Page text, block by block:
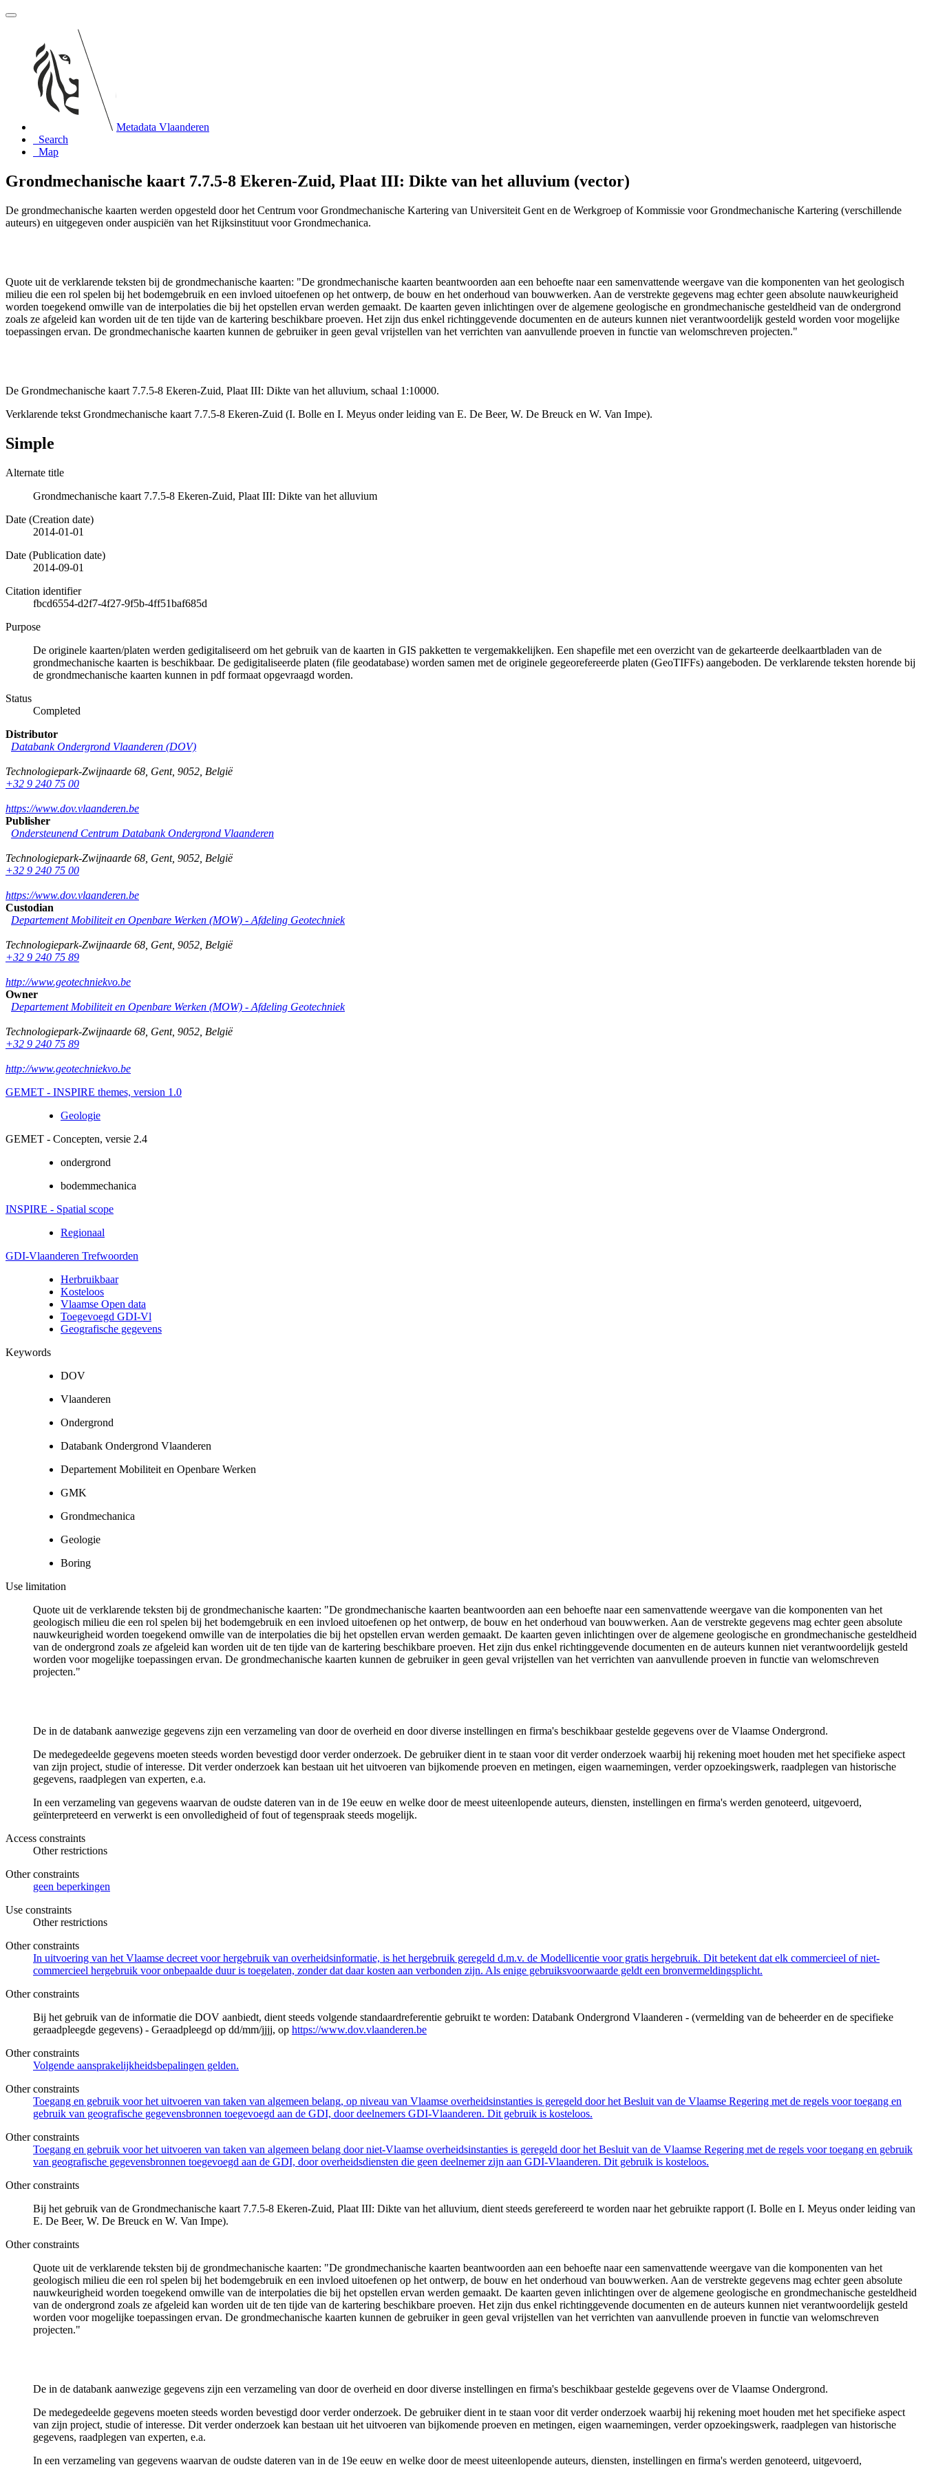
Metadata Vlaanderen
Search
Map
Grondmechanische kaart 7.7.5-8 Ekeren-Zuid, Plaat III: Dikte van het alluvium (vector)
De grondmechanische kaarten werden opgesteld door het Centrum voor Grondmechanische Kartering van Universiteit Gent en de Werkgroep of Kommissie voor Grondmechanische Kartering (verschillende
auteurs) en uitgegeven onder auspiciën van het Rijksinstituut voor Grondmechanica.
Quote uit de verklarende teksten bij de grondmechanische kaarten: "De grondmechanische kaarten beantwoorden aan een behoefte naar een samenvattende weergave van die komponenten van het geologisch
milieu die een rol spelen bij het bodemgebruik en een invloed uitoefenen op het ontwerp, de bouw en het onderhoud van bouwwerken. Aan de verstrekte gegevens mag echter geen absolute nauwkeurigheid
worden toegekend omwille van de interpolaties die bij het opstellen ervan werden gemaakt. De kaarten geven inlichtingen over de algemene geologische en grondmechanische gesteldheid van de ondergrond
zoals ze afgeleid kan worden uit de ten tijde van de kartering beschikbare proeven. Het zijn dus enkel richtinggevende documenten en de auteurs kunnen niet verantwoordelijk gesteld worden voor mogelijke
toepassingen ervan. De grondmechanische kaarten kunnen de gebruiker in geen geval vrijstellen van het verrichten van aanvullende proeven in functie van welomschreven projecten."
De Grondmechanische kaart 7.7.5-8 Ekeren-Zuid, Plaat III: Dikte van het alluvium, schaal 1:10000.
Verklarende tekst Grondmechanische kaart 7.7.5-8 Ekeren-Zuid (I. Bolle en I. Meyus onder leiding van E. De Beer, W. De Breuck en W. Van Impe).
Simple
Alternate title
Grondmechanische kaart 7.7.5-8 Ekeren-Zuid, Plaat III: Dikte van het alluvium
Date (Creation date)
2014-01-01
Date (Publication date)
2014-09-01
Citation identifier
fbcd6554-d2f7-4f27-9f5b-4ff51baf685d
Purpose
De originele kaarten/platen werden gedigitaliseerd om het gebruik van de kaarten in GIS pakketten te vergemakkelijken. Een shapefile met een overzicht van de gekarteerde deelkaartbladen van de
grondmechanische kaarten is beschikbaar. De gedigitaliseerde platen (file geodatabase) worden samen met de originele gegeorefereerde platen (GeoTIFFs) aangeboden. De verklarende teksten horende bij
de grondmechanische kaarten kunnen in pdf formaat opgevraagd worden.
Status
Completed
Distributor
Databank Ondergrond Vlaanderen (DOV)
Technologiepark-Zwijnaarde 68 Gent, 9052 België
+32 9 240 75 00
https://www.dov.vlaanderen.be
Publisher
Ondersteunend Centrum Databank Ondergrond Vlaanderen
Technologiepark-Zwijnaarde 68 Gent, 9052 België
+32 9 240 75 00
https://www.dov.vlaanderen.be
Custodian
Departement Mobiliteit en Openbare Werken (MOW) - Afdeling Geotechniek
Technologiepark-Zwijnaarde 68 Gent, 9052 België
+32 9 240 75 89
http://www.geotechniekvo.be
Owner
Departement Mobiliteit en Openbare Werken (MOW) - Afdeling Geotechniek
Technologiepark-Zwijnaarde 68 Gent, 9052 België
+32 9 240 75 89
http://www.geotechniekvo.be
GEMET - INSPIRE themes, version 1.0
Geologie
GEMET - Concepten, versie 2.4
ondergrond
bodemmechanica
INSPIRE - Spatial scope
Regionaal
GDI-Vlaanderen Trefwoorden
Herbruikbaar
Kosteloos
Vlaamse Open data
Toegevoegd GDI-Vl
Geografische gegevens
Keywords
DOV
Vlaanderen
Ondergrond
Databank Ondergrond Vlaanderen
Departement Mobiliteit en Openbare Werken
GMK
Grondmechanica
Geologie
Boring
Use limitation
Quote uit de verklarende teksten bij de grondmechanische kaarten: "De grondmechanische kaarten beantwoorden aan een behoefte naar een samenvattende weergave van die komponenten van het
geologisch milieu die een rol spelen bij het bodemgebruik en een invloed uitoefenen op het ontwerp, de bouw en het onderhoud van bouwwerken. Aan de verstrekte gegevens mag echter geen absolute
nauwkeurigheid worden toegekend omwille van de interpolaties die bij het opstellen ervan werden gemaakt. De kaarten geven inlichtingen over de algemene geologische en grondmechanische gesteldheid
van de ondergrond zoals ze afgeleid kan worden uit de ten tijde van de kartering beschikbare proeven. Het zijn dus enkel richtinggevende documenten en de auteurs kunnen niet verantwoordelijk gesteld
worden voor mogelijke toepassingen ervan. De grondmechanische kaarten kunnen de gebruiker in geen geval vrijstellen van het verrichten van aanvullende proeven in functie van welomschreven
projecten."
De in de databank aanwezige gegevens zijn een verzameling van door de overheid en door diverse instellingen en firma's beschikbaar gestelde gegevens over de Vlaamse Ondergrond.
De medegedeelde gegevens moeten steeds worden bevestigd door verder onderzoek. De gebruiker dient in te staan voor dit verder onderzoek waarbij hij rekening moet houden met het specifieke aspect
van zijn project, studie of interesse. Dit verder onderzoek kan bestaan uit het uitvoeren van bijkomende proeven en metingen, eigen waarnemingen, verder opzoekingswerk, raadplegen van historische
gegevens, raadplegen van experten, e.a.
In een verzameling van gegevens waarvan de oudste dateren van in de 19e eeuw en welke door de meest uiteenlopende auteurs, diensten, instellingen en firma's werden genoteerd, uitgevoerd,
geïnterpreteerd en verwerkt is een onvolledigheid of fout of tegenspraak steeds mogelijk.
Access constraints
Other restrictions
Other constraints
geen beperkingen
Use constraints
Other restrictions
Other constraints
In uitvoering van het Vlaamse decreet voor hergebruik van overheidsinformatie, is het hergebruik geregeld d.m.v. de Modellicentie voor gratis hergebruik. Dit betekent dat elk commercieel of niet-
commercieel hergebruik voor onbepaalde duur is toegelaten, zonder dat daar kosten aan verbonden zijn. Als enige gebruiksvoorwaarde geldt een bronvermeldingsplicht.
Other constraints
Bij het gebruik van de informatie die DOV aanbiedt, dient steeds volgende standaardreferentie gebruikt te worden: Databank Ondergrond Vlaanderen - (vermelding van de beheerder en de specifieke
geraadpleegde gegevens) - Geraadpleegd op dd/mm/jjjj, op https://www.dov.vlaanderen.be
Other constraints
Volgende aansprakelijkheidsbepalingen gelden.
Other constraints
Toegang en gebruik voor het uitvoeren van taken van algemeen belang, op niveau van Vlaamse overheidsinstanties is geregeld door het Besluit van de Vlaamse Regering met de regels voor toegang en
gebruik van geografische gegevensbronnen toegevoegd aan de GDI, door deelnemers GDI-Vlaanderen. Dit gebruik is kosteloos.
Other constraints
Toegang en gebruik voor het uitvoeren van taken van algemeen belang door niet-Vlaamse overheidsinstanties is geregeld door het Besluit van de Vlaamse Regering met de regels voor toegang en gebruik
van geografische gegevensbronnen toegevoegd aan de GDI, door overheidsdiensten die geen deelnemer zijn aan GDI-Vlaanderen. Dit gebruik is kosteloos.
Other constraints
Bij het gebruik van de Grondmechanische kaart 7.7.5-8 Ekeren-Zuid, Plaat III: Dikte van het alluvium, dient steeds gerefereerd te worden naar het gebruikte rapport (I. Bolle en I. Meyus onder leiding van
E. De Beer, W. De Breuck en W. Van Impe).
Other constraints
Quote uit de verklarende teksten bij de grondmechanische kaarten: "De grondmechanische kaarten beantwoorden aan een behoefte naar een samenvattende weergave van die komponenten van het
geologisch milieu die een rol spelen bij het bodemgebruik en een invloed uitoefenen op het ontwerp, de bouw en het onderhoud van bouwwerken. Aan de verstrekte gegevens mag echter geen absolute
nauwkeurigheid worden toegekend omwille van de interpolaties die bij het opstellen ervan werden gemaakt. De kaarten geven inlichtingen over de algemene geologische en grondmechanische gesteldheid
van de ondergrond zoals ze afgeleid kan worden uit de ten tijde van de kartering beschikbare proeven. Het zijn dus enkel richtinggevende documenten en de auteurs kunnen niet verantwoordelijk gesteld
worden voor mogelijke toepassingen ervan. De grondmechanische kaarten kunnen de gebruiker in geen geval vrijstellen van het verrichten van aanvullende proeven in functie van welomschreven
projecten."
De in de databank aanwezige gegevens zijn een verzameling van door de overheid en door diverse instellingen en firma's beschikbaar gestelde gegevens over de Vlaamse Ondergrond.
De medegedeelde gegevens moeten steeds worden bevestigd door verder onderzoek. De gebruiker dient in te staan voor dit verder onderzoek waarbij hij rekening moet houden met het specifieke aspect
van zijn project, studie of interesse. Dit verder onderzoek kan bestaan uit het uitvoeren van bijkomende proeven en metingen, eigen waarnemingen, verder opzoekingswerk, raadplegen van historische
gegevens, raadplegen van experten, e.a.
In een verzameling van gegevens waarvan de oudste dateren van in de 19e eeuw en welke door de meest uiteenlopende auteurs, diensten, instellingen en firma's werden genoteerd, uitgevoerd,